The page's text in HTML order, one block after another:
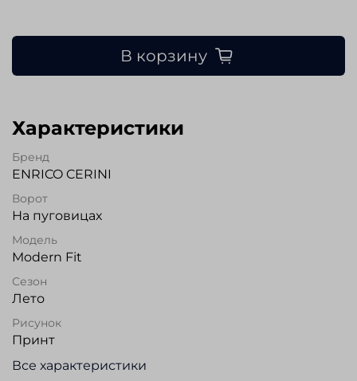
В корзину
Характеристики
Бренд
ENRICO CERINI
Ворот
На пуговицах
Модель
Modern Fit
Сезон
Лето
Рисунок
Принт
Все характеристики